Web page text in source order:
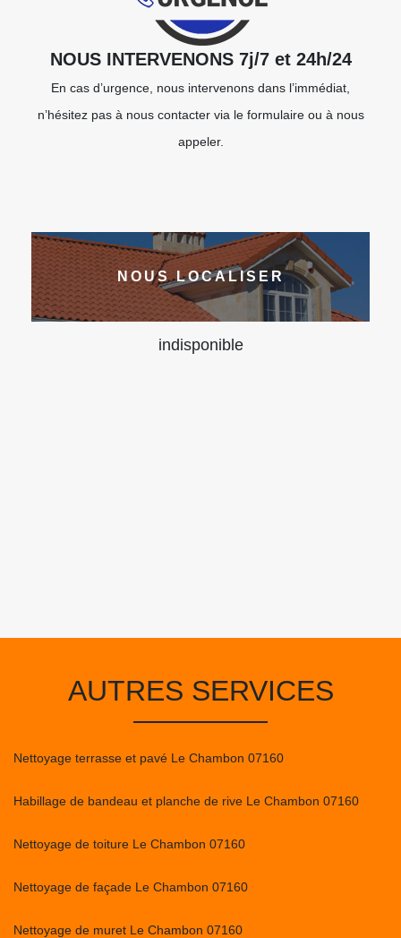
NOUS INTERVENONS 7j/7 et 24h/24
En cas d’urgence, nous intervenons dans l’immédiat,
n’hésitez pas à nous contacter via le formulaire ou à nous
appeler.
NOUS LOCALISER
indisponible
AUTRES SERVICES
Nettoyage terrasse et pavé Le Chambon 07160
Habillage de bandeau et planche de rive Le Chambon 07160
Nettoyage de toiture Le Chambon 07160
Nettoyage de façade Le Chambon 07160
Nettoyage de muret Le Chambon 07160